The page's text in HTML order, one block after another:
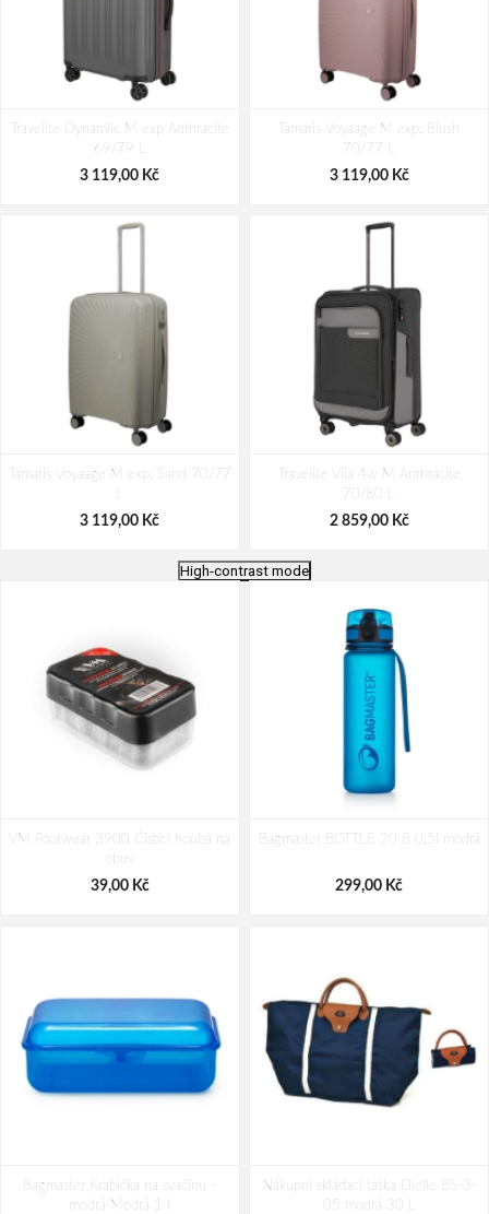
Travelite Dynamiic M exp Anthracite
69/79 L
3 119,00 Kč
Tamaris Voyaage M exp. Blush
70/77 L
3 119,00 Kč
Tamaris Voyaage M exp. Sand 70/77
3 119,00 Kč
Travelite Viia 4w M Anthracite
70/80 L
2 859,00 Kč
71/82 L
3 639,00 Kč
62/67 L
High-contrast mode
VM Footwear 3900 Čistící houba na
obuv
39,00 Kč
Bagmaster BOTTLE 20 B 0,5l modrá
299,00 Kč
Bagmaster Krabička na svačinu -
modrá Modrá 1 l
Nákupní skládací taška Dielle BS-3-
05 modrá 30 L